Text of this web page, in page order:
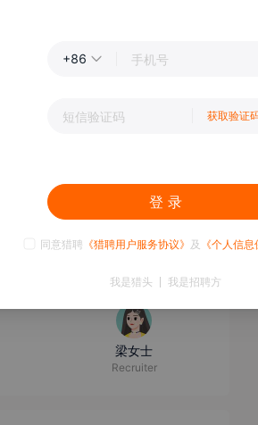
招聘专员/助理
王女士
猎头顾问
梁女士
Recruiter
+86
获取验证
登 录
同意猎聘 《猎聘用户服务协议》 及 《个人信
我是猎头 我是招聘方